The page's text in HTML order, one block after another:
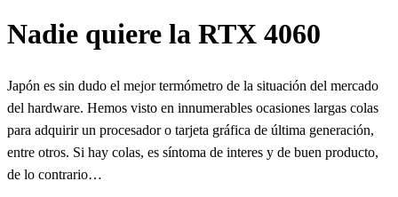
Nadie quiere la RTX 4060
Japón es sin dudo el mejor termómetro de la situación del mercado
del hardware. Hemos visto en innumerables ocasiones largas colas
para adquirir un procesador o tarjeta gráfica de última generación,
entre otros. Si hay colas, es síntoma de interes y de buen producto,
de lo contrario…